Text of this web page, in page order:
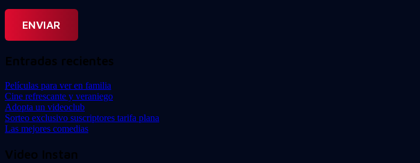
Entradas recientes
Películas para ver en familia
Cine refrescante y veraniego
Adopta un videoclub
Sorteo exclusivo suscriptores tarifa plana
Las mejores comedias
Video Instan